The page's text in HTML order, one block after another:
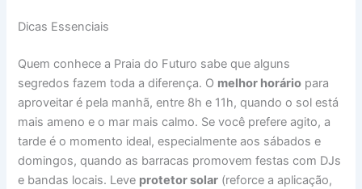
Dicas Essenciais
Quem conhece a Praia do Futuro sabe que alguns
segredos fazem toda a diferença. O melhor horário para
aproveitar é pela manhã, entre 8h e 11h, quando o sol está
mais ameno e o mar mais calmo. Se você prefere agito, a
tarde é o momento ideal, especialmente aos sábados e
domingos, quando as barracas promovem festas com DJs
e bandas locais. Leve protetor solar (reforce a aplicação,